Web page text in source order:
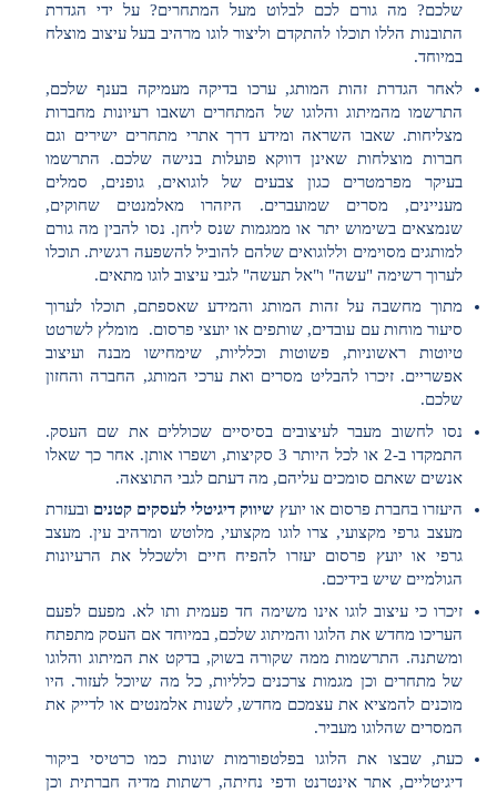
שלכם? מה גורם לכם לבלוט מעל המתחרים? על ידי הגדרת
התובנות הללו תוכלו להתקדם וליצור לוגו מרהיב בעל עיצוב מוצלח
במיוחד.
לאחר הגדרת זהות המותג, ערכו בדיקה מעמיקה בענף שלכם,
התרשמו מהמיתוג והלוגו של המתחרים ושאבו רעיונות מחברות
מצליחות. שאבו השראה ומידע דרך אתרי מתחרים ישירים וגם
חברות מוצלחות שאינן דווקא פועלות בנישה שלכם. התרשמו
בעיקר מפרמטרים כגון צבעים של לוגואים, גופנים, סמלים
מעניינים, מסרים שמועברים. היזהרו מאלמנטים שחוקים,
שנמצאים בשימוש יתר או ממגמות שנס ליחן. נסו להבין מה גורם
למותגים מסוימים וללוגואים שלהם להוביל להשפעה רגשית. תוכלו
לערוך רשימה "עשה" ו"אל תעשה" לגבי עיצוב לוגו מתאים.
מתוך מחשבה על זהות המותג והמידע שאספתם, תוכלו לערוך
סיעור מוחות עם עובדים, שותפים או יועצי פרסום. מומלץ לשרטט
טיוטות ראשוניות, פשוטות וכלליות, שימחישו מבנה ועיצוב
אפשריים. זיכרו להבליט מסרים ואת ערכי המותג, החברה והחזון
שלכם.
נסו לחשוב מעבר לעיצובים בסיסיים שכוללים את שם העסק.
התמקדו ב-2 או לכל היותר 3 סקיצות, ושפרו אותן. אחר כך שאלו
אנשים שאתם סומכים עליהם, מה דעתם לגבי התוצאה.
היעזרו בחברת פרסום או יועץ שיווק דיגיטלי לעסקים קטנים ובעזרת
מעצב גרפי מקצועי, צרו לוגו מקצועי, מלוטש ומרהיב עין. מעצב
גרפי או יועץ פרסום יעזרו להפיח חיים ולשכלל את הרעיונות
הגולמיים שיש בידיכם.
זיכרו כי עיצוב לוגו אינו משימה חד פעמית ותו לא. מפעם לפעם
העריכו מחדש את הלוגו והמיתוג שלכם, במיוחד אם העסק מתפתח
ומשתנה. התרשמות ממה שקורה בשוק, בדקט את המיתוג והלוגו
של מתחרים וכן מגמות צרכנים כלליות, כל מה שיוכל לעזור. היו
מוכנים להמציא את עצמכם מחדש, לשנות אלמנטים או לדייק את
המסרים שהלוגו מעביר.
כעת, שבצו את הלוגו בפלטפורמות שונות כמו כרטיסי ביקור
דיגיטליים, אתר אינטרנט ודפי נחיתה, רשתות מדיה חברתית וכן